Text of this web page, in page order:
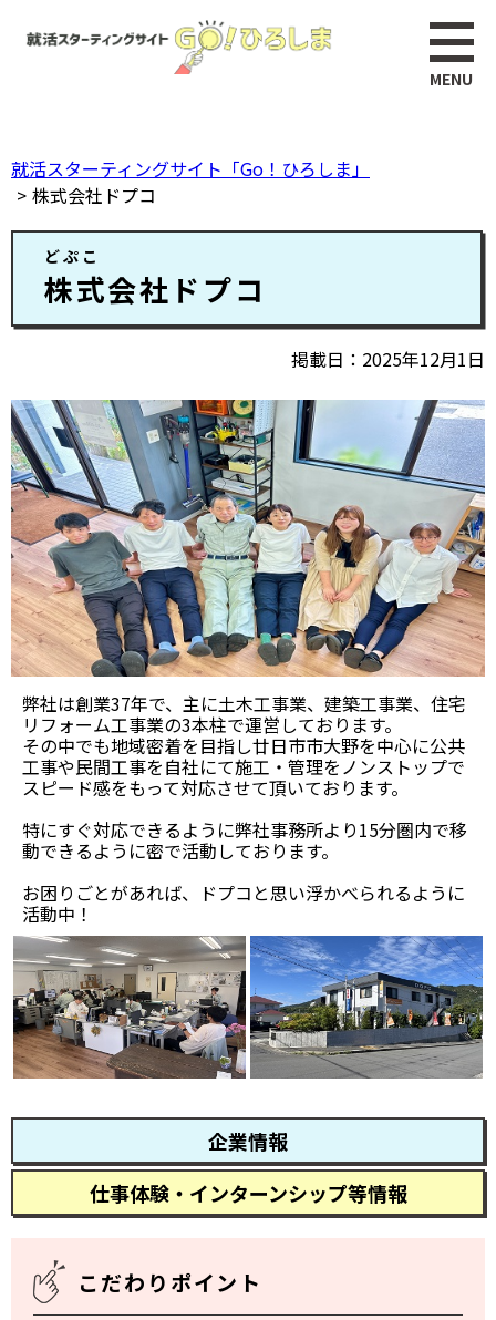
で
す。
就活スターティングサイト「Go！ひろしま」
株式会社ドプコ
どぷこ
株式会社ドプコ
掲載日 2025年12月1日
弊社は創業37年で、主に土木工事業、建築工事業、住宅
リフォーム工事業の3本柱で運営しております。
その中でも地域密着を目指し廿日市市大野を中心に公共
工事や民間工事を自社にて施工・管理をノンストップで
スピード感をもって対応させて頂いております。
特にすぐ対応できるように弊社事務所より15分圏内で移
動できるように密で活動しております。
お困りごとがあれば、ドプコと思い浮かべられるように
活動中！
企業情報
仕事体験・インターンシップ等情報
こだわりポイント